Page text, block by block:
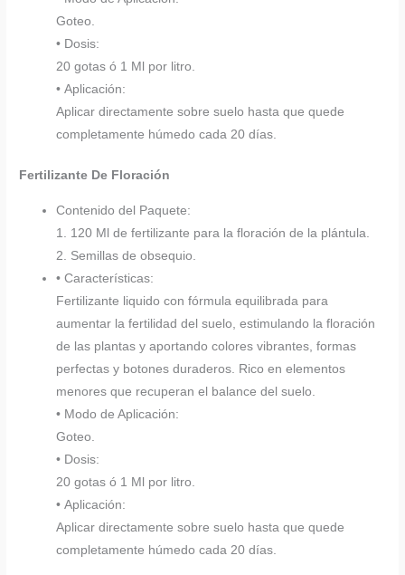
Goteo.
• Dosis:
20 gotas ó 1 Ml por litro.
• Aplicación:
Aplicar directamente sobre suelo hasta que quede
completamente húmedo cada 20 días.
Fertilizante De Floración
Contenido del Paquete:
1. 120 Ml de fertilizante para la floración de la plántula.
2. Semillas de obsequio.
• Características:
Fertilizante liquido con fórmula equilibrada para
aumentar la fertilidad del suelo, estimulando la floración
de las plantas y aportando colores vibrantes, formas
perfectas y botones duraderos. Rico en elementos
menores que recuperan el balance del suelo.
• Modo de Aplicación:
Goteo.
• Dosis:
20 gotas ó 1 Ml por litro.
• Aplicación:
Aplicar directamente sobre suelo hasta que quede
completamente húmedo cada 20 días.